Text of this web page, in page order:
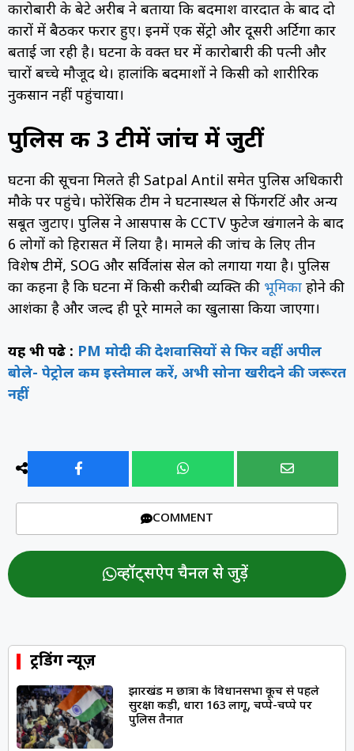
कारोबारी के बेटे अरीब ने बताया कि बदमाश वारदात के बाद दो
कारों में बैठकर फरार हुए। इनमें एक सेंट्रो और दूसरी अर्टिगा कार
बताई जा रही है। घटना के वक्त घर में कारोबारी की पत्नी और
चारों बच्चे मौजूद थे। हालांकि बदमाशों ने किसी को शारीरिक
नुकसान नहीं पहुंचाया।
पुलिस की 3 टीमें जांच में जुटीं
घटना की सूचना मिलते ही Satpal Antil समेत पुलिस अधिकारी
मौके पर पहुंचे। फोरेंसिक टीम ने घटनास्थल से फिंगरप्रिंट और अन्य
सबूत जुटाए। पुलिस ने आसपास के CCTV फुटेज खंगालने के बाद
6 लोगों को हिरासत में लिया है। मामले की जांच के लिए तीन
विशेष टीमें, SOG और सर्विलांस सेल को लगाया गया है। पुलिस
का कहना है कि घटना में किसी करीबी व्यक्ति की भूमिका होने की
आशंका है और जल्द ही पूरे मामले का खुलासा किया जाएगा।
यह भी पढे़ : PM मोदी की देशवासियों से फिर वहीं अपील
बोले- पेट्रोल कम इस्तेमाल करें, अभी सोना खरीदने की जरूरत
नहीं
COMMENT
व्हॉट्सऐप चैनल से जुड़ें
ट्रेंडिंग न्यूज़
झारखंड में छात्रों के विधानसभा कूच से पहले
सुरक्षा कड़ी, धारा 163 लागू, चप्पे-चप्पे पर
पुलिस तैनात